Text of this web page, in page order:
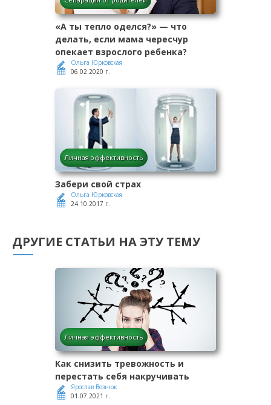
«А ты тепло оделся?» — что
делать, если мама чересчур
опекает взрослого ребенка?
Ольга Юрковская
06.02.2020 г.
Личная эффективность
Забери свой страх
Ольга Юрковская
24.10.2017 г.
ДРУГИЕ СТАТЬИ НА ЭТУ ТЕМУ
Личная эффективность
Как снизить тревожность и
перестать себя накручивать
Ярослав Вознюк
01.07.2021 г.